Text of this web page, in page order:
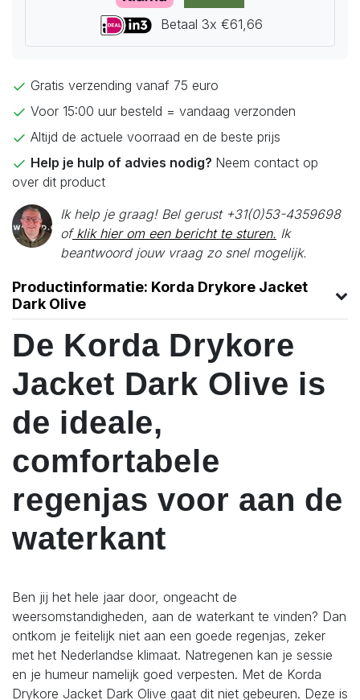
Betaal 3x €61,66
Gratis verzending vanaf 75 euro
Voor 15:00 uur besteld = vandaag verzonden
Altijd de actuele voorraad en de beste prijs
Help je hulp of advies nodig? Neem contact op
over dit product
Ik help je graag! Bel gerust +31(0)53-4359698
ofklik hier om een bericht te sturen. Ik
beantwoord jouw vraag zo snel mogelijk.
Productinformatie: Korda Drykore Jacket
Dark Olive
De Korda Drykore
Jacket Dark Olive is
de ideale,
comfortabele
regenjas voor aan de
waterkant
Ben jij het hele jaar door, ongeacht de
weersomstandigheden, aan de waterkant te vinden? Dan
ontkom je feitelijk niet aan een goede regenjas, zeker
met het Nederlandse klimaat. Natregenen kan je sessie
en je humeur namelijk goed verpesten. Met de Korda
Drykore Jacket Dark Olive gaat dit niet gebeuren. Deze is